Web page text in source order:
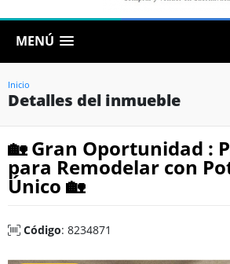
MENÚ
Inicio
Detalles del inmueble
🏡 Gran Oportunidad :
para Remodelar con
Único 🏡
Código: 8234871